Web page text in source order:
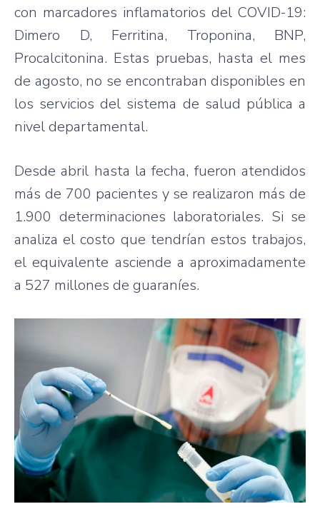
con marcadores inflamatorios del COVID-19:
Dimero D, Ferritina, Troponina, BNP,
Procalcitonina. Estas pruebas, hasta el mes
de agosto, no se encontraban disponibles en
los servicios del sistema de salud pública a
nivel departamental.
Desde abril hasta la fecha, fueron atendidos
más de 700 pacientes y se realizaron más de
1.900 determinaciones laboratoriales. Si se
analiza el costo que tendrían estos trabajos,
el equivalente asciende a aproximadamente
a 527 millones de guaraníes.